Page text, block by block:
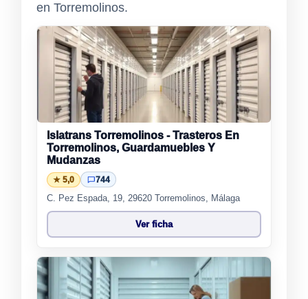
en Torremolinos.
Islatrans Torremolinos - Trasteros En
Torremolinos, Guardamuebles Y
Mudanzas
★ 5,0
744
C. Pez Espada, 19, 29620 Torremolinos, Málaga
Ver ficha